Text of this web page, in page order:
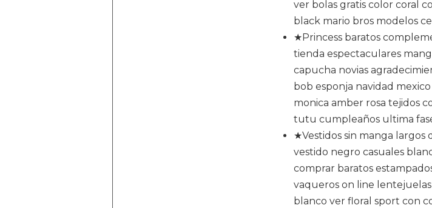
ver bolas gratis color coral
black mario bros modelos
★Princess baratos
tienda espectaculares
capucha novias
bob esponja navidad
monica amber rosa tejidos
tutu cumpleaños ultima
★Vestidos sin manga
vestido negro casuales
comprar baratos
vaqueros on line
blanco ver floral sport con